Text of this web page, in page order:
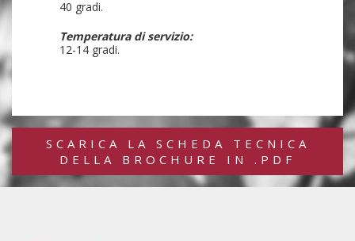
40 gradi.
Temperatura di servizio:
12-14 gradi.
SCARICA LA SCHEDA TECNICA
DELLA BROCHURE IN .PDF